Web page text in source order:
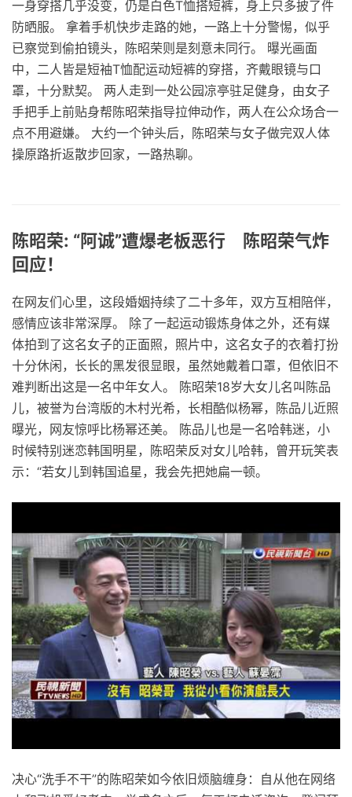
一身穿搭几乎没变，仍是白色T恤搭短裤，身上只多披了件
防晒服。 拿着手机快步走路的她，一路上十分警惕，似乎
已察觉到偷拍镜头，陈昭荣则是刻意未同行。 曝光画面
中，二人皆是短袖T恤配运动短裤的穿搭，齐戴眼镜与口
罩，十分默契。 两人走到一处公园凉亭驻足健身，由女子
手把手上前贴身帮陈昭荣指导拉伸动作，两人在公众场合一
点不用避嫌。 大约一个钟头后，陈昭荣与女子做完双人体
操原路折返散步回家，一路热聊。
陈昭荣: “阿诚”遭爆老板恶行 陈昭荣气炸
回应！
在网友们心里，这段婚姻持续了二十多年，双方互相陪伴，
感情应该非常深厚。 ​除了一起运动锻炼身体之外，还有媒
体拍到了这名女子的正面照，照片中，这名女子的衣着打扮
十分休闲，长长的黑发很显眼，虽然她戴着口罩，但依旧不
难判断出这是一名中年女人。 陈昭荣18岁大女儿名叫陈品
儿，被誉为台湾版的木村光希，长相酷似杨幂，陈品儿近照
曝光，网友惊呼比杨幂还美。 陈品儿也是一名哈韩迷，小
时候特别迷恋韩国明星，陈昭荣反对女儿哈韩，曾开玩笑表
示：“若女儿到韩国追星，我会先把她扁一顿。
决心“洗手不干”的陈昭荣如今依旧烦脑缠身：自从他在网络